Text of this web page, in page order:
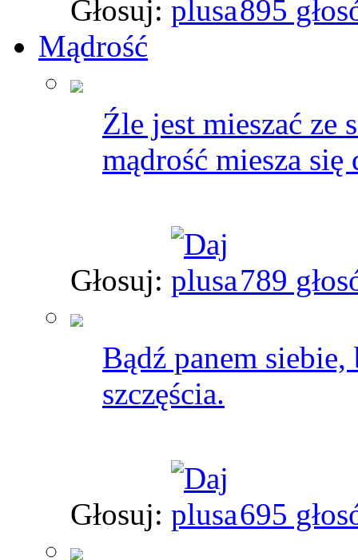
Głosuj:
895
Mądrość
Źle jest mieszać ze
mądrość miesza
Głosuj: 789
Bądź panem
szczęścia.
Głosuj: 695